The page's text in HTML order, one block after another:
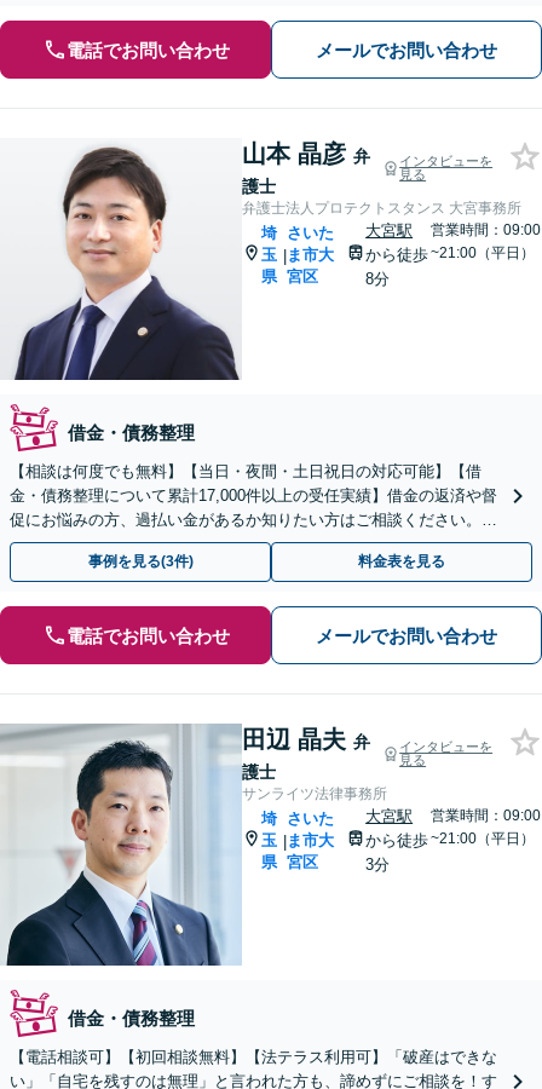
電話でお問い合わせ メールでお問い合わせ
山本 晶彦 弁
護士
インタビューを
見る
弁護士法人プロテクトスタンス 大宮事務所
埼
玉
県
|
さいた
ま市大
宮区
大宮駅
から徒歩
8分
営業時間：09:00
~21:00（平日）
借金・債務整理
【相談は何度でも無料】【当日・夜間・土日祝日の対応可能】【借
金・債務整理について累計17,000件以上の受任実績】借金の返済や督
促にお悩みの方、過払い金があるか知りたい方はご相談ください。ベ
ストな解決策を提案いたします。
事例を見る(3件) 料金表を見る
電話でお問い合わせ メールでお問い合わせ
田辺 晶夫 弁
護士
インタビューを
見る
サンライツ法律事務所
埼
玉
県
|
さいた
ま市大
宮区
大宮駅
から徒歩
3分
営業時間：09:00
~21:00（平日）
借金・債務整理
【電話相談可】【初回相談無料】【法テラス利用可】「破産はできな
い」「自宅を残すのは無理」と言われた方も、諦めずにご相談を！す